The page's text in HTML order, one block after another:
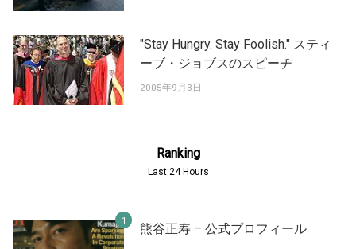
"Stay Hungry. Stay Foolish." スティ
ーブ・ジョブスのスピーチ
2005年9月3日
Ranking
Last 24 Hours
熊谷正寿 – 公式プロフィール